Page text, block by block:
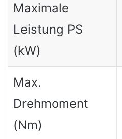
Maximale
Leistung PS
(kW)
Max.
Drehmoment
(Nm)